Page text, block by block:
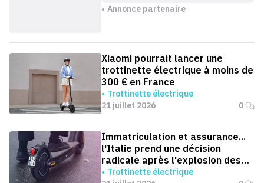
Annonce partenaire
Xiaomi pourrait lancer une
trottinette électrique à moins de
300 € en France
Trottinette électrique
21 juillet 2026
0
Immatriculation et assurance...
l'Italie prend une décision
radicale après l'explosion des
accidents de trottinettes
Trottinette électrique